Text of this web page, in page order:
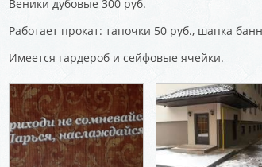
Веники дубовые 300 руб.
Работает прокат: тапочки 50 руб., шапка
Имеется гардероб и сейфовые ячейки.